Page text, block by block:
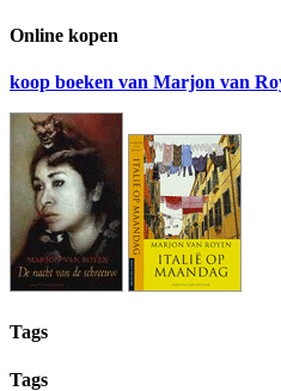
Online kopen
koop boeken van Marjon van
Tags
Tags